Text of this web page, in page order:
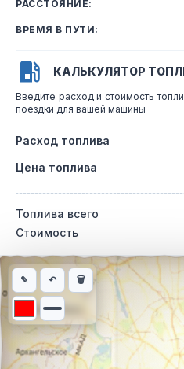
РАССТОЯНИЕ:
ВРЕМЯ В ПУТИ:
КАЛЬКУЛЯТОР
Введите расход и стоимость
поездки для вашей машины
Расход топлива
Цена топлива
Топлива всего
Стоимость
Интерактивная карта
✎ ↶ 🗑